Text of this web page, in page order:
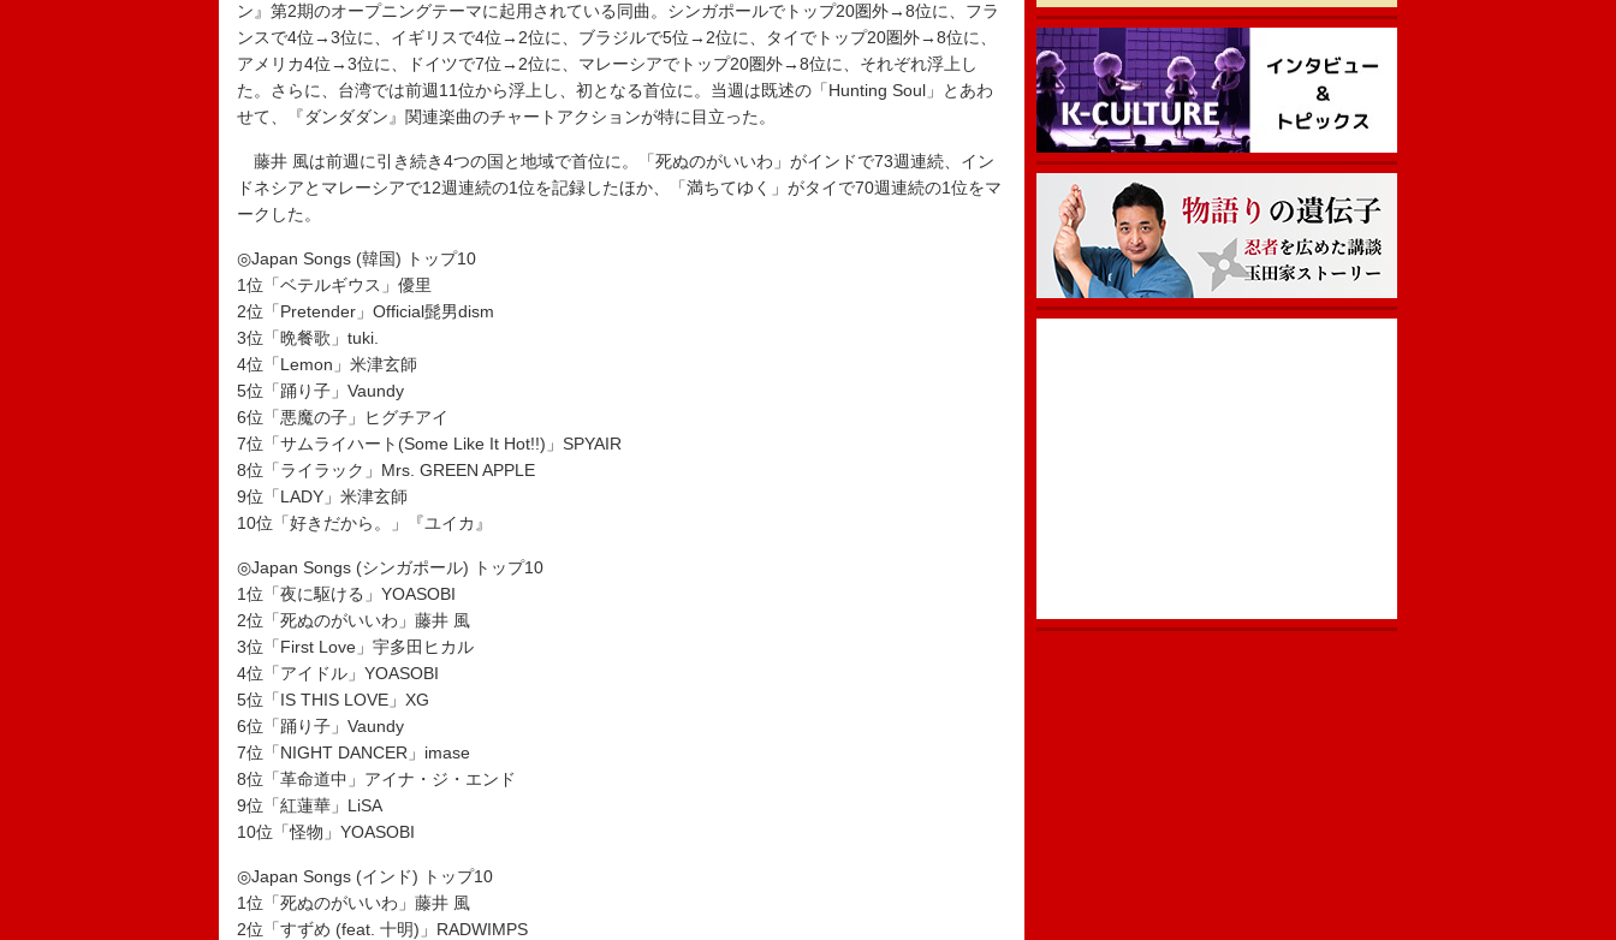
ン』第2期のオープニングテーマに起用されている同曲。シンガポールでトップ20圏外→8位に、フラ
ンスで4位→3位に、イギリスで4位→2位に、ブラジルで5位→2位に、タイでトップ20圏外→8位に、
アメリカ4位→3位に、ドイツで7位→2位に、マレーシアでトップ20圏外→8位に、それぞれ浮上し
た。さらに、台湾では前週11位から浮上し、初となる首位に。当週は既述の「Hunting Soul」とあわ
せて、『ダンダダン』関連楽曲のチャートアクションが特に目立った。
藤井 風は前週に引き続き4つの国と地域で首位に。「死ぬのがいいわ」がインドで73週連続、イン
ドネシアとマレーシアで12週連続の1位を記録したほか、「満ちてゆく」がタイで70週連続の1位をマ
ークした。
◎Japan Songs (韓国) トップ10
1位「ベテルギウス」優里
2位「Pretender」Official髭男dism
3位「晩餐歌」tuki.
4位「Lemon」米津玄師
5位「踊り子」Vaundy
6位「悪魔の子」ヒグチアイ
7位「サムライハート(Some Like It Hot!!)」SPYAIR
8位「ライラック」Mrs. GREEN APPLE
9位「LADY」米津玄師
10位「好きだから。」『ユイカ』
◎Japan Songs (シンガポール) トップ10
1位「夜に駆ける」YOASOBI
2位「死ぬのがいいわ」藤井 風
3位「First Love」宇多田ヒカル
4位「アイドル」YOASOBI
5位「IS THIS LOVE」XG
6位「踊り子」Vaundy
7位「NIGHT DANCER」imase
8位「革命道中」アイナ・ジ・エンド
9位「紅蓮華」LiSA
10位「怪物」YOASOBI
◎Japan Songs (インド) トップ10
1位「死ぬのがいいわ」藤井 風
2位「すずめ (feat. 十明)」RADWIMPS